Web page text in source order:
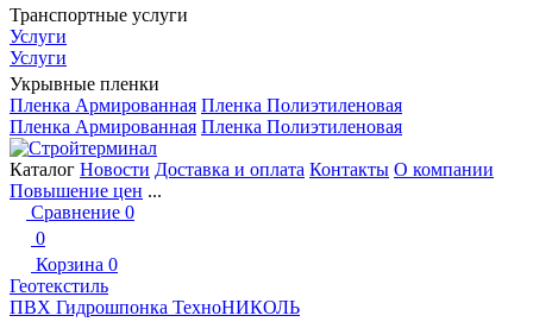
Транспортные услуги
Услуги
Услуги
Укрывные пленки
Пленка Армированная Пленка Полиэтиленовая
Пленка Армированная Пленка Полиэтиленовая
Каталог Новости Доставка и оплата Контакты О компании
Повышение цен ...
Сравнение 0
0
Корзина 0
Геотекстиль
ПВХ Гидрошпонка ТехноНИКОЛЬ